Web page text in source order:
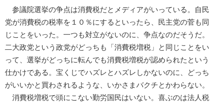
参議院選挙の争点は消費税だとメディアがいっている。自民
党が消費税の税率を１０％にするといったら、民主党の菅も同
じことをいった。一つも対立がないのに、争点なのだそうだ。
二大政党という政党がどっちも「消費税増税」と同じことをい
って、選挙がどっちに転んでも消費税増税が認められたという
仕かけである。宝くじでハズレとハズレしかないのに、どっち
がいいかと買わされるような、いかさまバクチとかわらない。
消費税増税で頭にこない勤労国民はいない。喜ぶのは法人税